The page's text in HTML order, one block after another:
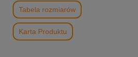
Tabela rozmiarów
Karta Produktu